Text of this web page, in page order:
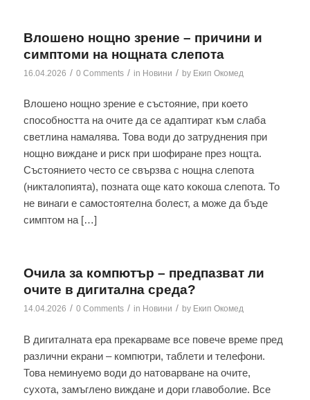
Влошено нощно зрение – причини и
симптоми на нощната слепота
16.04.2026 / 0 Comments / in Новини / by Екип Окомед
Влошено нощно зрение е състояние, при което
способността на очите да се адаптират към слаба
светлина намалява. Това води до затруднения при
нощно виждане и риск при шофиране през нощта.
Състоянието често се свързва с нощна слепота
(никталопията), позната още като кокоша слепота. То
не винаги е самостоятелна болест, а може да бъде
симптом на […]
Очила за компютър – предпазват ли
очите в дигитална среда?
14.04.2026 / 0 Comments / in Новини / by Екип Окомед
В дигиталната ера прекарваме все повече време пред
различни екрани – компютри, таблети и телефони.
Това неминуемо води до натоварване на очите,
сухота, замъглено виждане и дори главоболие. Все